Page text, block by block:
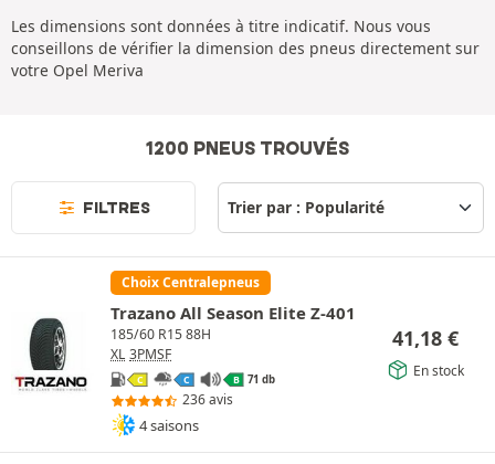
Les dimensions sont données à titre indicatif. Nous vous
conseillons de vérifier la dimension des pneus directement sur
votre Opel Meriva
1200 PNEUS TROUVÉS
FILTRES
Choix Centralepneus
Trazano All Season Elite Z-401
185/60 R15 88H
XL 3PMSF
C C B 71 db
236 avis
4 saisons
41,18 €
En stock